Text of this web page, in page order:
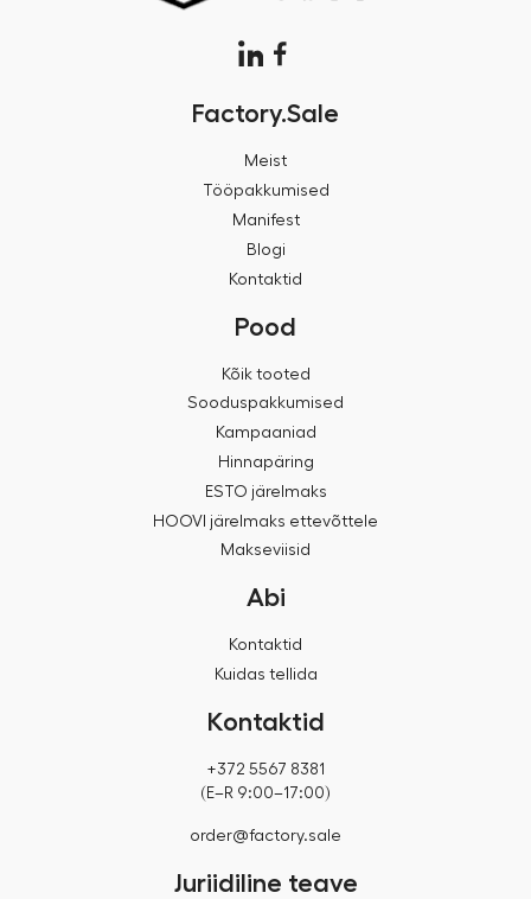
Factory.Sale
Meist
Tööpakkumised
Manifest
Blogi
Kontaktid
Pood
Kõik tooted
Sooduspakkumised
Kampaaniad
Hinnapäring
ESTO järelmaks
HOOVI järelmaks ettevõttele
Makseviisid
Abi
Kontaktid
Kuidas tellida
Kontaktid
+372 5567 8381
(E–R 9:00–17:00)
order@factory.sale
Juriidiline teave